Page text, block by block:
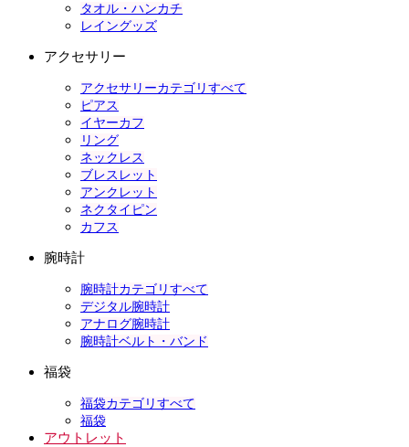
タオル・ハンカチ
レイングッズ
アクセサリー
アクセサリーカテゴリすべて
ピアス
イヤーカフ
リング
ネックレス
ブレスレット
アンクレット
ネクタイピン
カフス
腕時計
腕時計カテゴリすべて
デジタル腕時計
アナログ腕時計
腕時計ベルト・バンド
福袋
福袋カテゴリすべて
福袋
アウトレット